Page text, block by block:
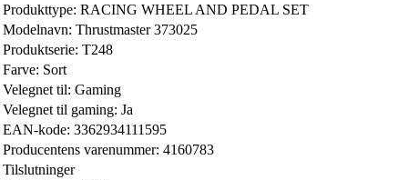
Produkttype: RACING WHEEL AND PEDAL SET
Modelnavn: Thrustmaster 373025
Produktserie: T248
Farve: Sort
Velegnet til: Gaming
Velegnet til gaming: Ja
EAN-kode: 3362934111595
Producentens varenummer: 4160783
Tilslutninger